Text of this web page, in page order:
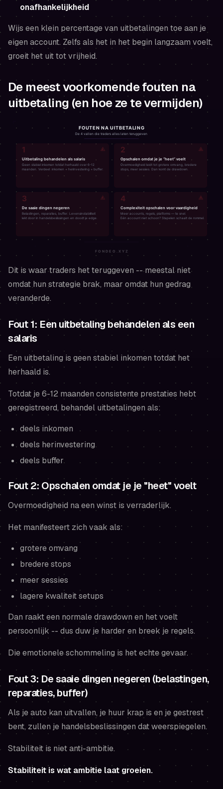
onafhankelijkheid
Wijs een klein percentage van uitbetalingen toe aan je
eigen account. Zelfs als het in het begin langzaam voelt,
groeit het uit tot vrijheid.
De meest voorkomende fouten na
uitbetaling (en hoe ze te vermijden)
Dit is waar traders het teruggeven -- meestal niet
omdat hun strategie brak, maar omdat hun gedrag
veranderde.
Fout 1: Een uitbetaling behandelen als een
salaris
Een uitbetaling is geen stabiel inkomen totdat het
herhaald is.
Totdat je 6-12 maanden consistente prestaties hebt
geregistreerd, behandel uitbetalingen als:
deels inkomen
deels herinvestering
deels buffer
Fout 2: Opschalen omdat je je "heet" voelt
Overmoedigheid na een winst is verraderlijk.
Het manifesteert zich vaak als:
grotere omvang
bredere stops
meer sessies
lagere kwaliteit setups
Dan raakt een normale drawdown en het voelt
persoonlijk -- dus duw je harder en breek je regels.
Die emotionele schommeling is het echte gevaar.
Fout 3: De saaie dingen negeren (belastingen,
reparaties, buffer)
Als je auto kan uitvallen, je huur krap is en je gestrest
bent, zullen je handelsbeslissingen dat weerspiegelen.
Stabiliteit is niet anti-ambitie.
Stabiliteit is wat ambitie laat groeien.